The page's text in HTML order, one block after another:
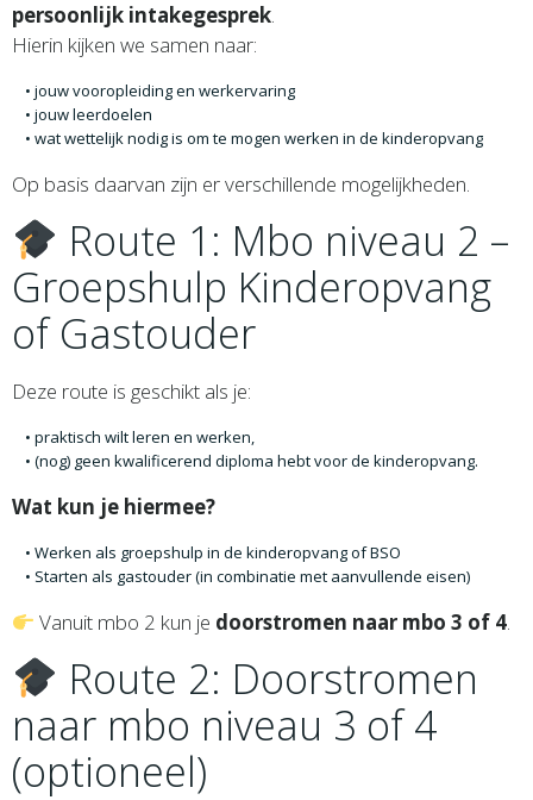
persoonlijk intakegesprek.
Hierin kijken we samen naar:
jouw vooropleiding en werkervaring
jouw leerdoelen
wat wettelijk nodig is om te mogen werken in de kinderopvang
Op basis daarvan zijn er verschillende mogelijkheden.
Route 1: Mbo niveau 2 –
Groepshulp Kinderopvang
of Gastouder
Deze route is geschikt als je:
praktisch wilt leren en werken,
(nog) geen kwalificerend diploma hebt voor de kinderopvang.
Wat kun je hiermee?
Werken als groepshulp in de kinderopvang of BSO
Starten als gastouder (in combinatie met aanvullende eisen)
Vanuit mbo 2 kun je doorstromen naar mbo 3 of 4.
Route 2: Doorstromen
naar mbo niveau 3 of 4
(optioneel)